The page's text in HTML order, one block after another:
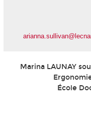
Marina LAUNAY
École